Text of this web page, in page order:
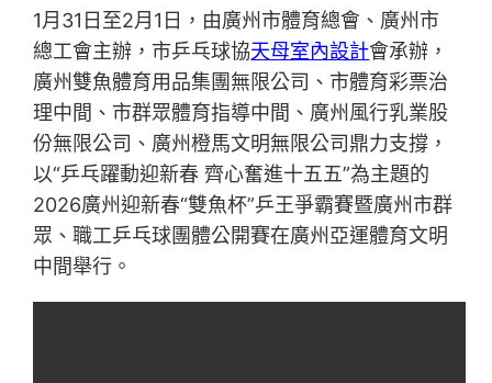
1月31日至2月1日，由廣州市體育總會、廣州市
總工會主辦，市乒乓球協天母室內設計會承辦，
廣州雙魚體育用品集團無限公司、市體育彩票治
理中間、市群眾體育指導中間、廣州風行乳業股
份無限公司、廣州橙馬文明無限公司鼎力支撐，
以“乒乓躍動迎新春 齊心奮進十五五”為主題的
2026廣州迎新春“雙魚杯”乒王爭霸賽暨廣州市群
眾、職工乒乓球團體公開賽在廣州亞運體育文明
中間舉行。